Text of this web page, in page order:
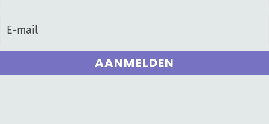
AANMELDEN